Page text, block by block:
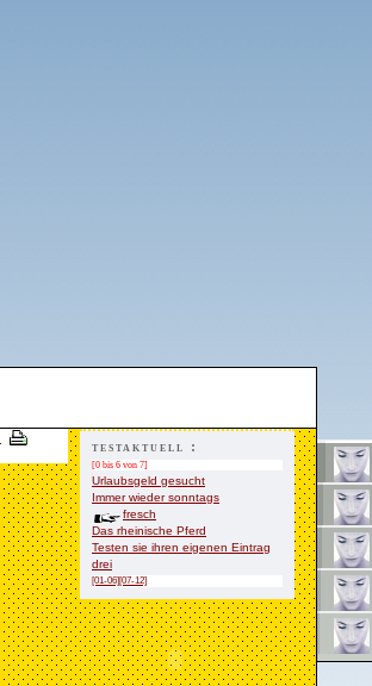
testaktuell :
[0 bis 6 von 7]
Urlaubsgeld gesucht
Immer wieder sonntags
fresch
Das rheinische Pferd
Testen sie ihren eigenen Eintrag
drei
[01-06] [07-12]